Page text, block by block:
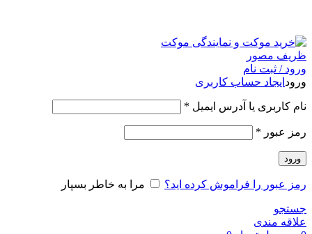
ورود / ثبت نام
ورود ایجاد حساب کاربری
نام کاربری یا آدرس ایمیل *
رمز عبور *
ورود
رمز عبور را فراموش کرده اید؟ مرا به خاطر بسپار
جستجو
علاقه مندی